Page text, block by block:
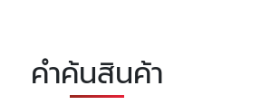
คำค้นสินค้า